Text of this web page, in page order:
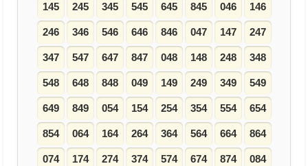
145 245 345 545 645 845 046 146
246 346 546 646 846 047 147 247
347 547 647 847 048 148 248 348
548 648 848 049 149 249 349 549
649 849 054 154 254 354 554 654
854 064 164 264 364 564 664 864
074 174 274 374 574 674 874 084